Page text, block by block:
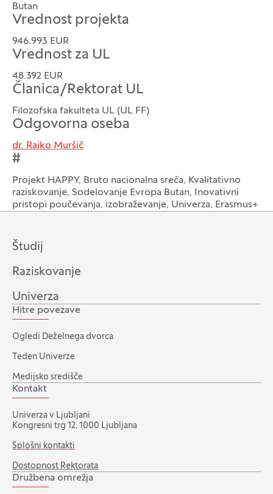
Butan
Vrednost projekta
946.993 EUR
Vrednost za UL
48.392 EUR
Članica/Rektorat UL
Filozofska fakulteta UL (UL FF)
Odgovorna oseba
dr. Rajko Muršič
#
Projekt HAPPY, Bruto nacionalna sreča, Kvalitativno
raziskovanje, Sodelovanje Evropa Butan, Inovativni
pristopi poučevanja, izobraževanje, Univerza, Erasmus+
Študij
Raziskovanje
Univerza
Hitre povezave
Ogledi Deželnega dvorca
Teden Univerze
Medijsko središče
Kontakt
Univerza v Ljubljani
Kongresni trg 12, 1000 Ljubljana
Splošni kontakti
Dostopnost Rektorata
Družbena omrežja